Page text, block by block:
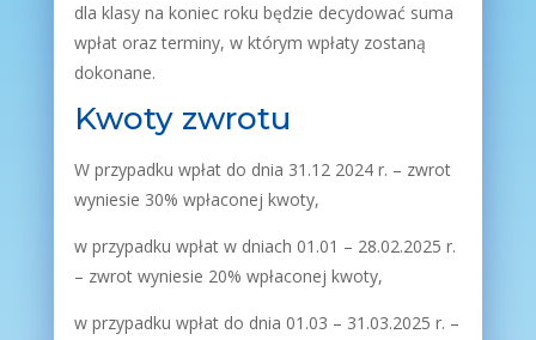
dla klasy na koniec roku będzie decydować suma
wpłat oraz terminy, w którym wpłaty zostaną
dokonane.
Kwoty zwrotu
W przypadku wpłat do dnia 31.12 2024 r. – zwrot
wyniesie 30% wpłaconej kwoty,
w przypadku wpłat w dniach 01.01 – 28.02.2025 r.
– zwrot wyniesie 20% wpłaconej kwoty,
w przypadku wpłat do dnia 01.03 – 31.03.2025 r. –